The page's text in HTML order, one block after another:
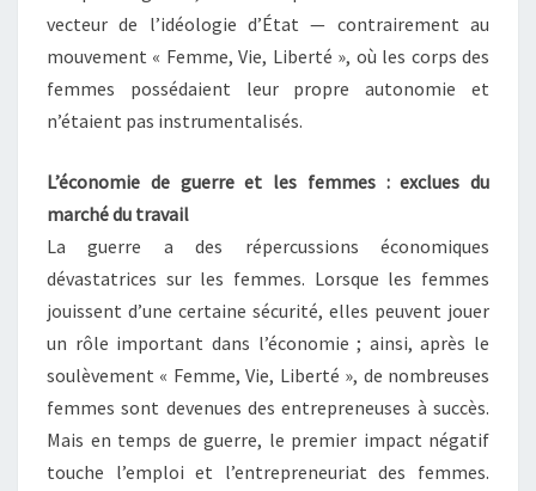
vecteur de l’idéologie d’État — contrairement au
mouvement « Femme, Vie, Liberté », où les corps des
femmes possédaient leur propre autonomie et
n’étaient pas instrumentalisés.
L’économie de guerre et les femmes : exclues du
marché du travail
La guerre a des répercussions économiques
dévastatrices sur les femmes. Lorsque les femmes
jouissent d’une certaine sécurité, elles peuvent jouer
un rôle important dans l’économie ; ainsi, après le
soulèvement « Femme, Vie, Liberté », de nombreuses
femmes sont devenues des entrepreneuses à succès.
Mais en temps de guerre, le premier impact négatif
touche l’emploi et l’entrepreneuriat des femmes.